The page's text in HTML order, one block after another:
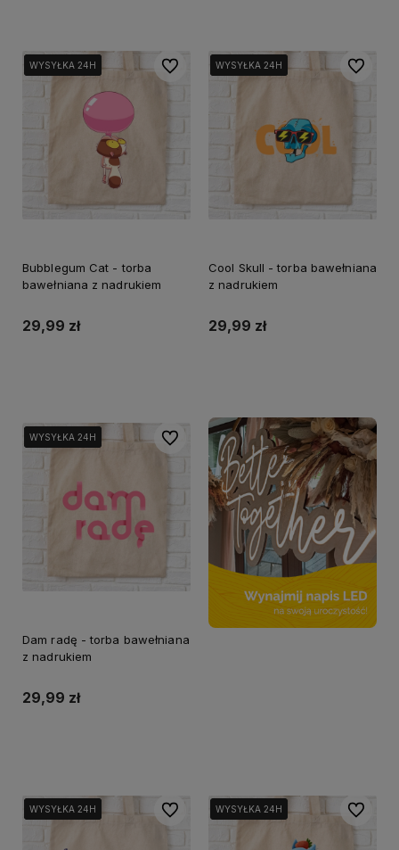
WYSYŁKA 24H
WYSYŁKA 24H
WYSYŁKA 24H
Bubblegum Cat - torba
bawełniana z nadrukiem
29,99 zł
Do ulubionychWYSYŁKA 24H
WYSYŁKA 24H
WYSYŁKA 24H
Cool Skull - torba bawełniana
z nadrukiem
29,99 zł
Do
WYSYŁKA 24H
WYSYŁKA 24H
WYSYŁKA 24H
Dam radę - torba bawełniana
z nadrukiem
29,99 zł
Do ulubionych
WYSYŁKA 24H
WYSYŁKA 24H
WYSYŁKA 24H Do ulubionychWYSYŁKA 24H
WYSYŁKA 24H Do